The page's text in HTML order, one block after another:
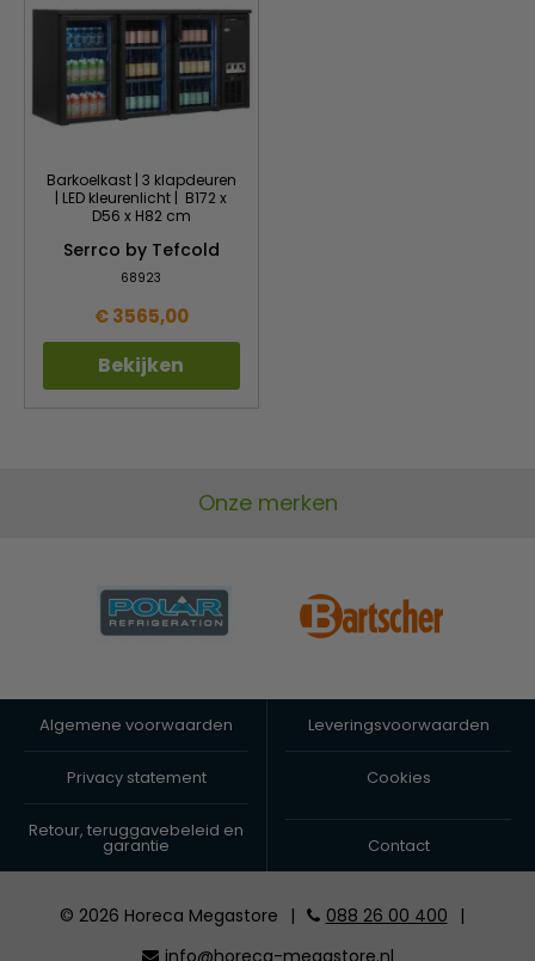
Barkoelkast | 3 klapdeuren
| LED kleurenlicht | B172 x
D56 x H82 cm
Serrco by Tefcold
68923
€ 3565,00
Bekijken
Onze merken
Algemene voorwaarden Leveringsvoorwaarden
Privacy statement Cookies
Retour, teruggavebeleid en
garantie Contact
© 2026 Horeca Megastore | 088 26 00 400
|